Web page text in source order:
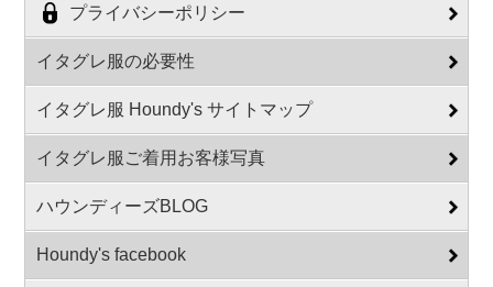
プライバシーポリシー
イタグレ服の必要性
イタグレ服 Houndy's サイトマップ
イタグレ服ご着用お客様写真
ハウンディーズBLOG
Houndy's facebook